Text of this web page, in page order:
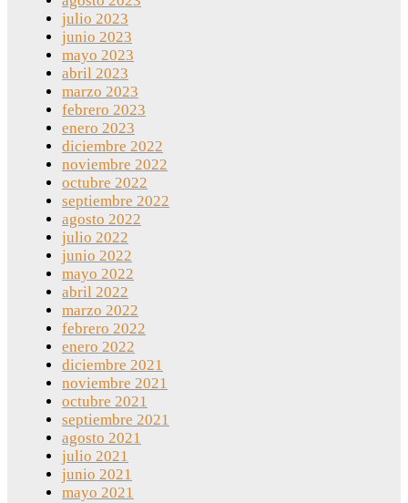
julio 2023
junio 2023
mayo 2023
abril 2023
marzo 2023
febrero 2023
enero 2023
diciembre 2022
noviembre 2022
octubre 2022
septiembre 2022
agosto 2022
julio 2022
junio 2022
mayo 2022
abril 2022
marzo 2022
febrero 2022
enero 2022
diciembre 2021
noviembre 2021
octubre 2021
septiembre 2021
agosto 2021
julio 2021
junio 2021
mayo 2021